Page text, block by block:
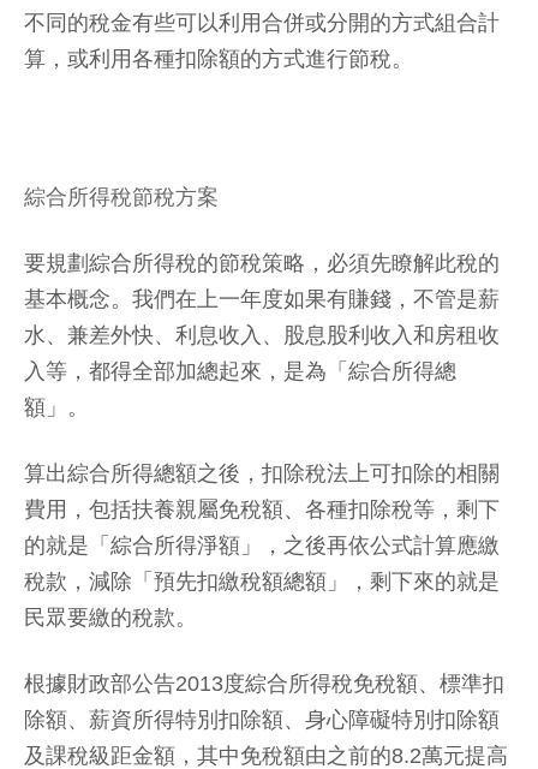
不同的稅金有些可以利用合併或分開的方式組合計
算，或利用各種扣除額的方式進行節稅。
綜合所得稅節稅方案
要規劃綜合所得稅的節稅策略，必須先瞭解此稅的
基本概念。我們在上一年度如果有賺錢，不管是薪
水、兼差外快、利息收入、股息股利收入和房租收
入等，都得全部加總起來，是為「綜合所得總
額」。
算出綜合所得總額之後，扣除稅法上可扣除的相關
費用，包括扶養親屬免稅額、各種扣除稅等，剩下
的就是「綜合所得淨額」，之後再依公式計算應繳
稅款，減除「預先扣繳稅額總額」，剩下來的就是
民眾要繳的稅款。
根據財政部公告2013度綜合所得稅免稅額、標準扣
除額、薪資所得特別扣除額、身心障礙特別扣除額
及課稅級距金額，其中免稅額由之前的8.2萬元提高